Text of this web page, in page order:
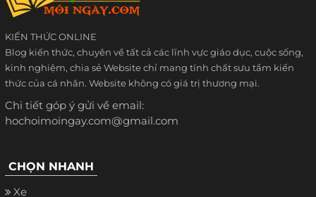
KIẾN THỨC ONLINE
Blog kiến thức, chuyên về tất cả các lĩnh vực giáo dục, cuộc sống,
kinh nghiệm, chia sẻ Website chỉ mang tính chất sưu tầm kiến
thức của cá nhân. Website không có giá trị thương mại.
Chi tiết góp ý gửi về email:
hochoimoingay.com@gmail.com
CHỌN NHANH
Xe